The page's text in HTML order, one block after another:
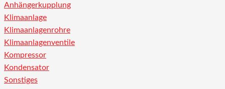
Anhängerkupplung
Klimaanlage
Klimaanlagenrohre
Klimaanlagenventile
Kompressor
Kondensator
Sonstiges